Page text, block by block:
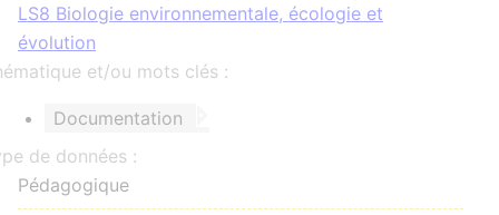
LS8 Biologie environnementale, écologie et
évolution
et/ou mots clés :
Documentation
de données :
Pédagogique